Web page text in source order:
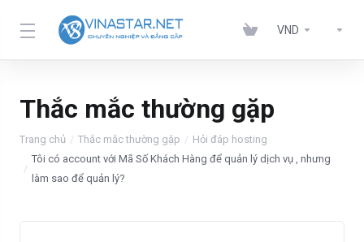
VND
Thắc mắc thường gặp
Trang chủ Thắc mắc thường gặp
Hỏi đáp hosting
Tôi có account với Mã Số Khách Hàng để quản lý dịch vụ , nhưng
làm sao để quản lý?